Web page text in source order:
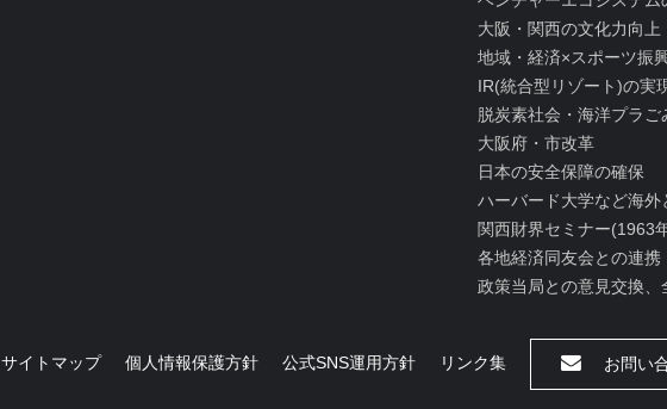
大阪・関西の文化力向上
地域・経済×スポーツ振
IR(統合型リゾート)の実
脱炭素社会・海洋プラ
大阪府・市改革
日本の安全保障の確保
ハーバード大学など海外
関西財界セミナー(1963
各地経済同友会との連携
政策当局との意見交換、
サイトマップ 個人情報保護方針 公式SNS運用方針 リンク集 お問い